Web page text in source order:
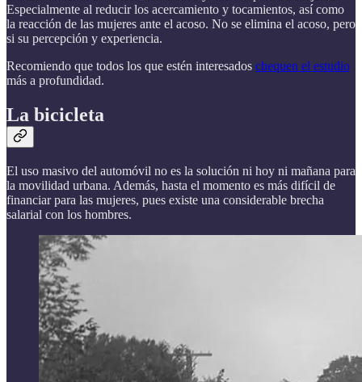
Especialmente al reducir los acercamiento y tocamientos, así como
la reacción de las mujeres ante el acoso. No se elimina el acoso, pero
si su percepción y experiencia.
Recomiendo que todos los que estén interesados chequen el estudio
más a profundidad.
La bicicleta
El uso masivo del automóvil no es la solución ni hoy ni mañana para
la movilidad urbana. Además, hasta el momento es más difícil de
financiar para las mujeres, pues existe una considerable brecha
salarial con los hombres.